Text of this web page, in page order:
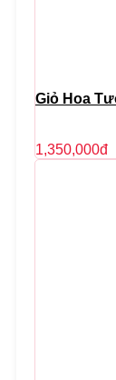
Giỏ Hoa
1,350,000đ